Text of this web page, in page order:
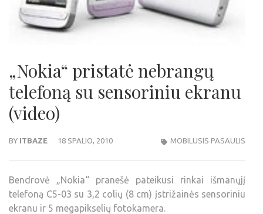
„Nokia“ pristatė nebrangų
telefoną su sensoriniu ekranu
(video)
BY ITBAZE 18 SPALIO, 2010 MOBILUSIS PASAULIS
Bendrovė „Nokia“ pranešė pateikusi rinkai išmanųjį
telefoną C5-03 su 3,2 colių (8 cm) įstrižainės sensoriniu
ekranu ir 5 megapikselių fotokamera.